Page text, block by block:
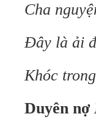
Cha
Đây là ải
Khóc
Duyên nợ